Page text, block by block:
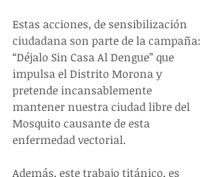
Estas acciones, de sensibilización
ciudadana son parte de la campaña:
“Déjalo Sin Casa Al Dengue” que
impulsa el Distrito Morona y
pretende incansablemente
mantener nuestra ciudad libre del
Mosquito causante de esta
enfermedad vectorial.
Además, este trabajo titánico, es